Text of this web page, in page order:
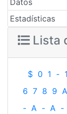
Datos
Estadísticas
Lista
$ 0 1 - 1
6 7 8 9 A
- A - A -